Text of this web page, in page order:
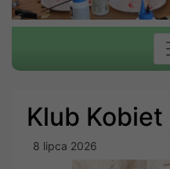
Klub Kobiet
8 lipca 2026